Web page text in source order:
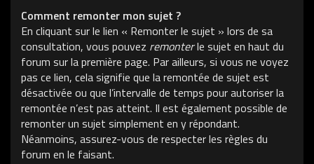
Comment remonter mon sujet ?
En cliquant sur le lien « Remonter le sujet » lors de sa
consultation, vous pouvez remonterle sujet en haut du
forum sur la première page. Par ailleurs, si vous ne voyez
pas ce lien, cela signifie que la remontée de sujet est
désactivée ou que l’intervalle de temps pour autoriser la
remontée n’est pas atteint. Il est également possible de
remonter un sujet simplement en y répondant.
Néanmoins, assurez-vous de respecter les règles du
forum en le faisant.